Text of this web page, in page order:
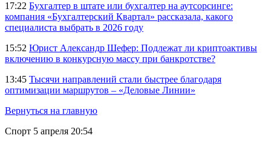
17:22 Бухгалтер в штате или бухгалтер на аутсорсинге:
компания «Бухгалтерский Квартал» рассказала, какого
специалиста выбрать в 2026 году
15:52 Юрист Александр Шефер: Подлежат ли криптоактивы
включению в конкурсную массу при банкротстве?
13:45 Тысячи направлений стали быстрее благодаря
оптимизации маршрутов – «Деловые Линии»
Вернуться на главную
Спорт 5 апреля 20:54